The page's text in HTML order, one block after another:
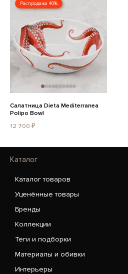
Распродажа 40%
Салатница Dieta Mediterranea
Polipo Bowl
12 700 ₽
Каталог
Каталог товаров
Уценённые товары
Бренды
Коллекции
Теги и подборки
Материалы и обивки
Интерьеры